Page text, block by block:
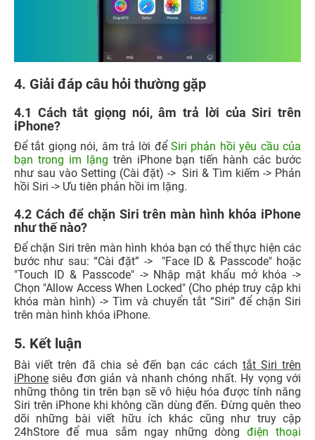
4. Giải đáp câu hỏi thường gặp
4.1 Cách tắt giọng nói, âm trả lời của Siri trên
iPhone?
Để tắt giọng nói, âm trả lời đểSiri phản hồi yêu cầu của
bạn trong im lặng trên iPhone bạn tiến hành các bước
như sau vào Setting (Cài đặt) -> Siri & Tìm kiếm -> Phản
hồi Siri -> Ưu tiên phản hồi im lặng.
4.2 Cách để chặn Siri trên màn hình khóa iPhone
như thế nào?
Để chặn Siri trên màn hình khóa bạn có thể thực hiện các
bước như sau: “Cài đặt” -> "Face ID & Passcode" hoặc
"Touch ID & Passcode" -> Nhập mật khẩu mở khóa ->
Chọn "Allow Access When Locked" (Cho phép truy cập khi
khóa màn hình) -> Tìm và chuyển tắt “Siri” để chặn Siri
trên màn hình khóa iPhone.
5. Kết luận
Bài viết trên đã chia sẻ đến bạn các cách tắt Siri trên
iPhone siêu đơn giản và nhanh chóng nhất. Hy vọng với
những thông tin trên bạn sẽ vô hiệu hóa được tính năng
Siri trên iPhone khi không cần dùng đến. Đừng quên theo
dõi những bài viết hữu ích khác cũng như truy cập
24hStore để mua sắm ngay những dòngđiện thoại